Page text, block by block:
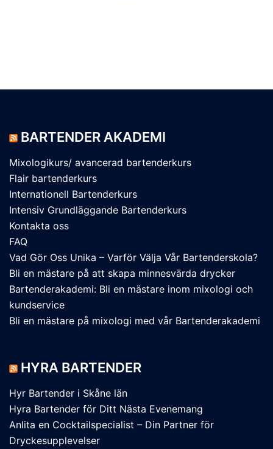
BARTENDER AKADEMI
Mixologikurs/ avancerad bartenderkurs
Flair bartenderkurs
Internationell Bartenderkurs​
Intensiv Grundläggande Bartenderkurs
Kontakta oss
FAQ
Vad Gör Oss Unika – Varför Välja Vår Bartenderskola?
Bli en mästare på att skapa minnesvärda drycker
Bartenderakademi: Bli en mästare inom mixologi och
kundservice
Bli en mästare på mixologi med vår Bartenderakademi
HYRA BARTENDER
Hyr Bartender i Skåne län
Hyra Bartender för Ditt Nästa Evenemang
Anlita en Cocktailspecialist – Din Partner för
Dryckesupplevelser